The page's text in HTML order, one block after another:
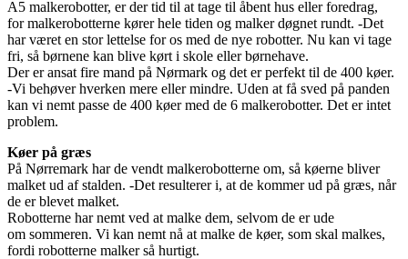
A5 malkerobotter, er der tid til at tage til åbent hus eller foredrag,
for malkerobotterne kører hele tiden og malker døgnet rundt. -Det
har været en stor lettelse for os med de nye robotter. Nu kan vi tage
fri, så børnene kan blive kørt i skole eller børnehave.
Der er ansat fire mand på Nørmark og det er perfekt til de 400 køer.
-Vi behøver hverken mere eller mindre. Uden at få sved på panden
kan vi nemt passe de 400 køer med de 6 malkerobotter. Det er intet
problem.
Køer på græs
På Nørremark har de vendt malkerobotterne om, så køerne bliver
malket ud af stalden. -Det resulterer i, at de kommer ud på græs, når
de er blevet malket.
Robotterne har nemt ved at malke dem, selvom de er ude
om sommeren. Vi kan nemt nå at malke de køer, som skal malkes,
fordi robotterne malker så hurtigt.